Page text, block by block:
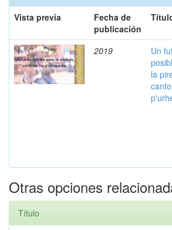
Vista previa
Fecha de
publicación
2019
Un
la
Otras opciones
Título